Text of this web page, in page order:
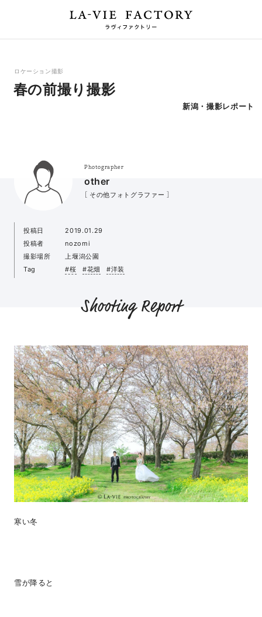
ロケーション撮影
春の前撮り撮影
新潟・撮影レポート
Photographer
other
［ その他フォトグラファー ］
投稿日
2019.01.29
投稿者
nozomi
撮影場所
上堰潟公園
Tag
#桜 #花畑 #洋装
Shooting Report
寒い冬
雪が降ると